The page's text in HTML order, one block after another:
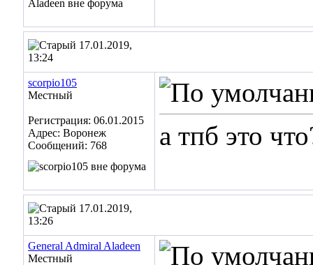
17.01.2019,
13:24
scorpio105
Местный
Регистрация: 06.01.2015
Адрес: Воронеж
Сообщений: 768
а тпб это
17.01.2019,
13:26
General Admiral Aladeen
Местный